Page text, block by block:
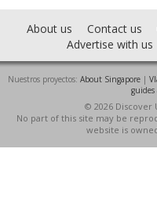
About us Contact us
Advertise with us
Nuestros proyectos: About Singapore|
© 2026 Discover
No part of this site may be
website is